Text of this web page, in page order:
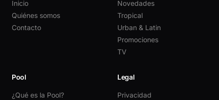
Inicio
Quiénes somos
Contacto
Novedades
Tropical
Urban & Latin
Promociones
TV
Pool
¿Qué es la Pool?
Legal
Privacidad